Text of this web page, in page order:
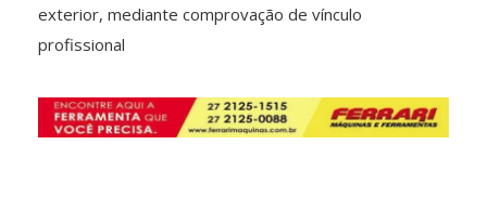
exterior, mediante comprovação de vínculo
profissional